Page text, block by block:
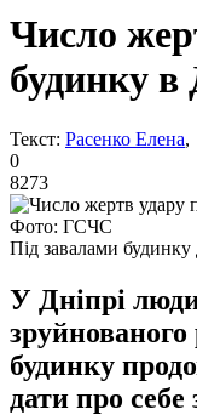
Число
будинку в
Текст: Расенко Елена,
0
8273
Фото: ГСЧС
Під завалами будинку
У Дніпрі
будинку
дати про себе